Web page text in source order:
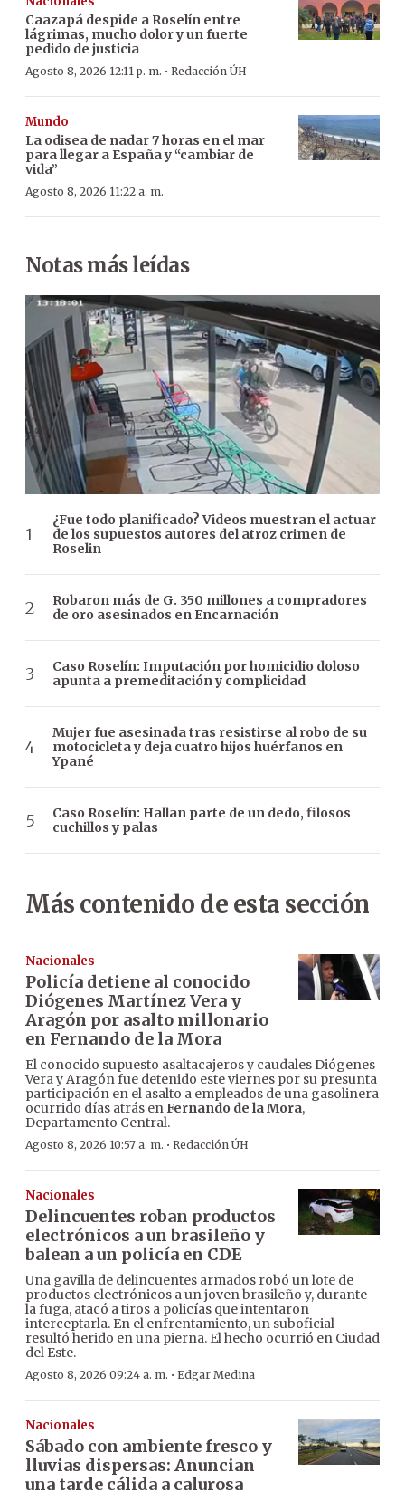
Caazapá despide a Roselín entre
lágrimas, mucho dolor y un fuerte
pedido de justicia
Agosto 8, 2026 12:11 p. m. · Redacción ÚH
Mundo
La odisea de nadar 7 horas en el mar
para llegar a España y “cambiar de
vida”
Agosto 8, 2026 11:22 a. m.
Notas más leídas
¿Fue todo planificado? Videos muestran el actuar
de los supuestos autores del atroz crimen de
Roselin
Robaron más de G. 350 millones a compradores
de oro asesinados en Encarnación
Caso Roselín: Imputación por homicidio doloso
apunta a premeditación y complicidad
Mujer fue asesinada tras resistirse al robo de su
motocicleta y deja cuatro hijos huérfanos en
Ypané
Caso Roselín: Hallan parte de un dedo, filosos
cuchillos y palas
Más contenido de esta sección
Nacionales
Policía detiene al conocido
Diógenes Martínez Vera y
Aragón por asalto millonario
en Fernando de la Mora
El conocido supuesto asaltacajeros y caudales Diógenes
Vera y Aragón fue detenido este viernes por su presunta
participación en el asalto a empleados de una gasolinera
ocurrido días atrás enFernando de la Mora,
Departamento Central.
Agosto 8, 2026 10:57 a. m. · Redacción ÚH
Nacionales
Delincuentes roban productos
electrónicos a un brasileño y
balean a un policía en CDE
Una gavilla de delincuentes armados robó un lote de
productos electrónicos a un joven brasileño y, durante
la fuga, atacó a tiros a policías que intentaron
interceptarla. En el enfrentamiento, un suboficial
resultó herido en una pierna. El hecho ocurrió en Ciudad
del Este.
Agosto 8, 2026 09:24 a. m. · Edgar Medina
Nacionales
Sábado con ambiente fresco y
lluvias dispersas: Anuncian
una tarde cálida a calurosa